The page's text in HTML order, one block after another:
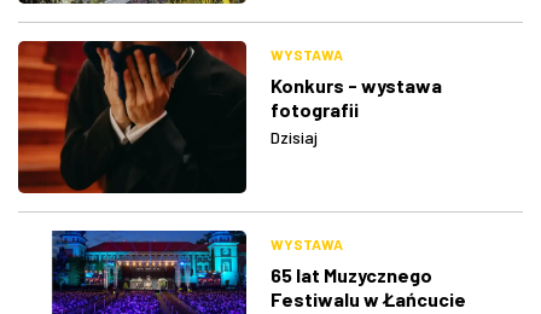
WYSTAWA
Konkurs - wystawa
fotografii
Dzisiaj
WYSTAWA
65 lat Muzycznego
Festiwalu w Łańcucie